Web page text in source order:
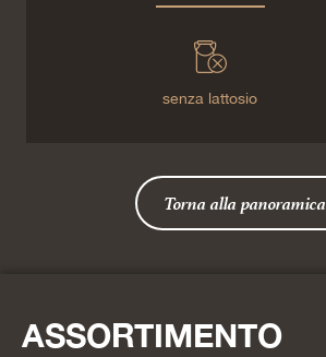
senza lattosio
Torna alla panoramica
ASSORTIMENTO